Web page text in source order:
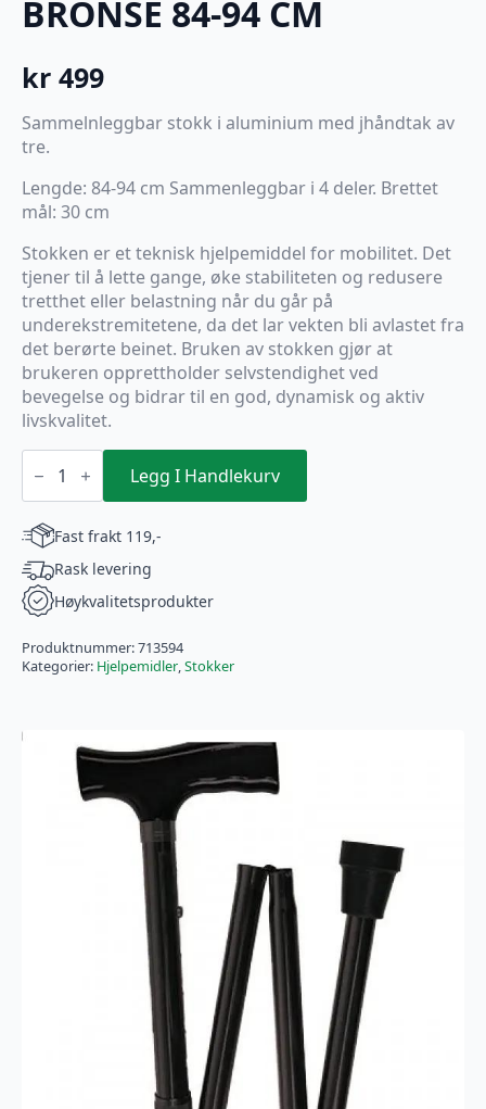
BRONSE 84-94 CM
kr 499
Sammelnleggbar stokk i aluminium med jhåndtak av
tre.
Lengde: 84-94 cm Sammenleggbar i 4 deler. Brettet
mål: 30 cm
Stokken er et teknisk hjelpemiddel for mobilitet. Det
tjener til å lette gange, øke stabiliteten og redusere
tretthet eller belastning når du går på
underekstremitetene, da det lar vekten bli avlastet fra
det berørte beinet. Bruken av stokken gjør at
brukeren opprettholder selvstendighet ved
bevegelse og bidrar til en god, dynamisk og aktiv
livskvalitet.
SAMMENLEGGBAR
STOKK
84-
94
CM
antall
Legg I Handlekurv
Fast frakt 119,-
Rask levering
Høykvalitetsprodukter
Produktnummer:713594
Kategorier: Hjelpemidler,Stokker